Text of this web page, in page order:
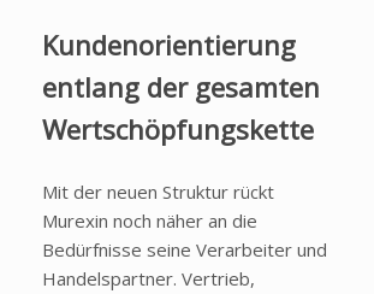
Kundenorientierung
entlang der gesamten
Wertschöpfungskette
Mit der neuen Struktur rückt
Murexin noch näher an die
Bedürfnisse seine Verarbeiter und
Handelspartner. Vertrieb,